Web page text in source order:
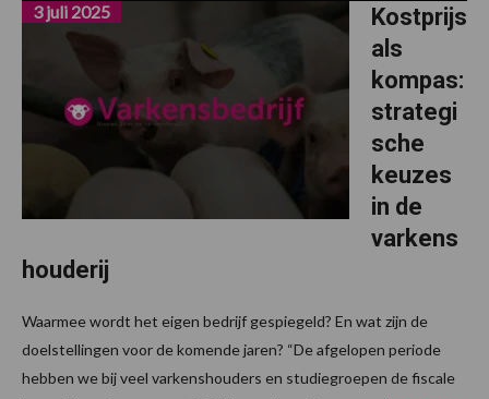
Kostprijs
als
kompas:
strategi
sche
keuzes
in de
varkens
houderij
3 juli 2025
Waarmee wordt het eigen bedrijf gespiegeld? En wat zijn de
doelstellingen voor de komende jaren? “De afgelopen periode
hebben we bij veel varkenshouders en studiegroepen de fiscale